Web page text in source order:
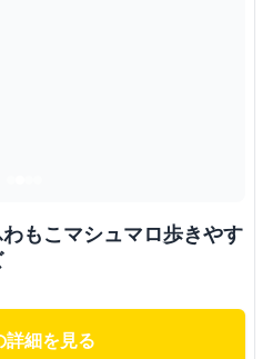
もこマシュマロ歩きやす
詳細を見る